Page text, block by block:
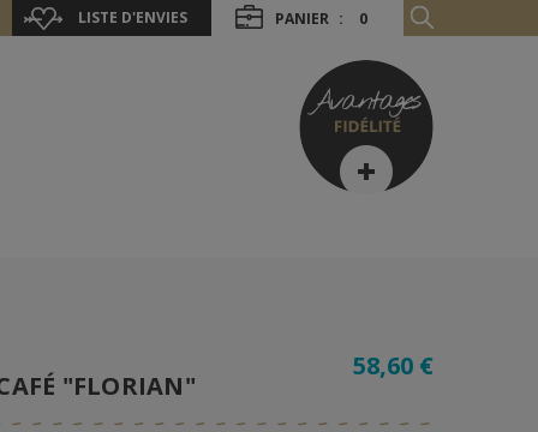
LISTE D'ENVIES PANIER : 0
"FLORIAN"
58,60 €